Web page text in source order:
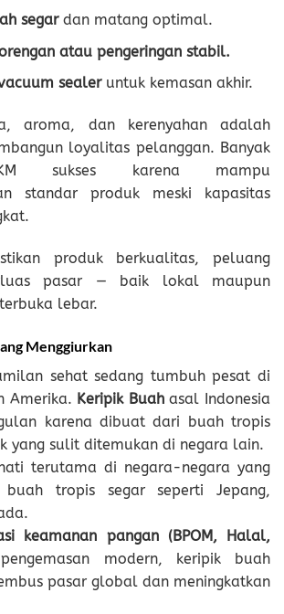
segardan matang optimal.
atau pengeringan stabil.
sealeruntuk kemasan akhir.
aroma, dan kerenyahan adalah
loyalitas pelanggan. Banyak
sukses karena mampu
standar produk meski kapasitas
produk berkualitas, peluang
pasar — baik lokal maupun
lebar.
Menggiurkan
sehat sedang tumbuh pesat di
Amerika. Keripik Buahasal Indonesia
karena dibuat dari buah tropis
yang sulit ditemukan di negara lain.
terutama di negara-negara yang
tropis segar seperti Jepang,
keamanan pangan (BPOM, Halal,
modern, keripik buah
pasar global dan meningkatkan